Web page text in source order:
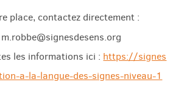
place, contactez directement :
m.robbe@signesdesens.org
les informations ici : https://signes
a-la-langue-des-signes-niveau-1